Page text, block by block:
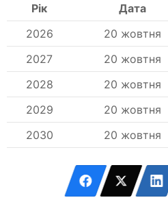
Рік Дата
2026
20 жовтня
2027
20 жовтня
2028
20 жовтня
2029
20 жовтня
2030
20 жовтня